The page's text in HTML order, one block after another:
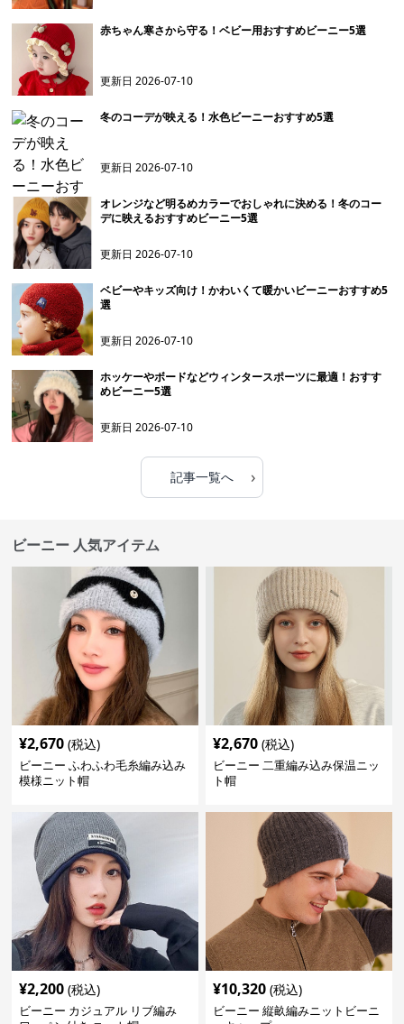
赤ちゃん寒さから守る！ベビー用おすすめビーニー5選
更新日2026-07-10
冬のコーデが映える！水色ビーニーおすすめ5選
更新日2026-07-10
オレンジなど明るめカラーでおしゃれに決める！冬のコー
デに映えるおすすめビーニー5選
更新日2026-07-10
ベビーやキッズ向け！かわいくて暖かいビーニーおすすめ5
選
更新日2026-07-10
ホッケーやボードなどウィンタースポーツに最適！おすす
めビーニー5選
更新日2026-07-10
記事一覧へ ›
ビーニー 人気アイテム
¥2,670 (税込)
ビーニー ふわふわ毛糸編み込み
模様ニット帽
¥2,670 (税込)
ビーニー 二重編み込み保温ニッ
ト帽
¥2,200 (税込)
ビーニー カジュアル リブ編み
¥10,320 (税込)
ビーニー 縦畝編みニットビーニ